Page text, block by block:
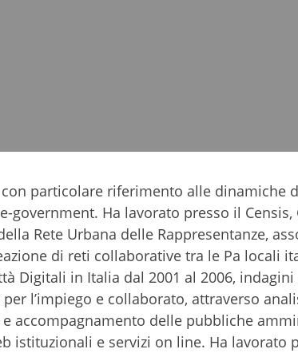
particolare riferimento alle dinamiche
government. Ha lavorato presso il Censis,
Rete Urbana delle Rappresentanze,
di reti collaborative tra le Pa locali
Digitali in Italia dal 2001 al 2006, indagini
l’impiego e collaborato, attraverso
accompagnamento delle pubbliche
istituzionali e servizi on line. Ha lavorato